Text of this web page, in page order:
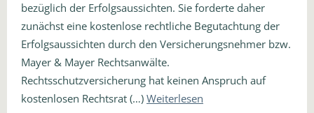
bezüglich der Erfolgsaussichten. Sie forderte daher
zunächst eine kostenlose rechtliche Begutachtung der
Erfolgsaussichten durch den Versicherungsnehmer bzw.
Mayer & Mayer Rechtsanwälte.
Rechtsschutzversicherung hat keinen Anspruch auf
kostenlosen Rechtsrat (…) Weiterlesen